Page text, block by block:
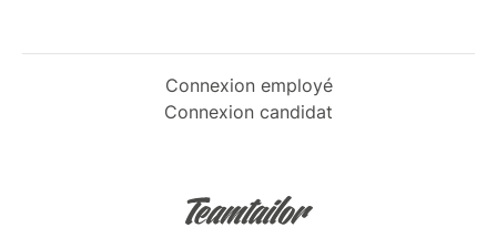
Connexion employé
Connexion candidat